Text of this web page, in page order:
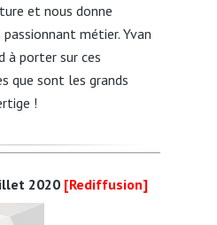
et nous donne
métier. Yvan
à porter sur ces
que sont les grands
!
2020 [Rediffusion]